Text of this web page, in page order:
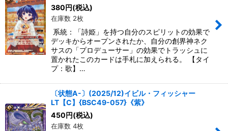
380 円(税込)
在庫数 2枚
系統：「詩姫」を持つ自分のスピリットの効果で
デッキからオープンされたか、自分の創界神ネク
サスの「プロデューサー」の効果でトラッシュに
置かれたこのカードは手札に加えられる。 【タイ
プ：歌】…
〔状態A-〕(2025/12)イビル・フィッシャー
LT【C】{BSC49-057}《紫》
450 円(税込)
在庫数 4枚